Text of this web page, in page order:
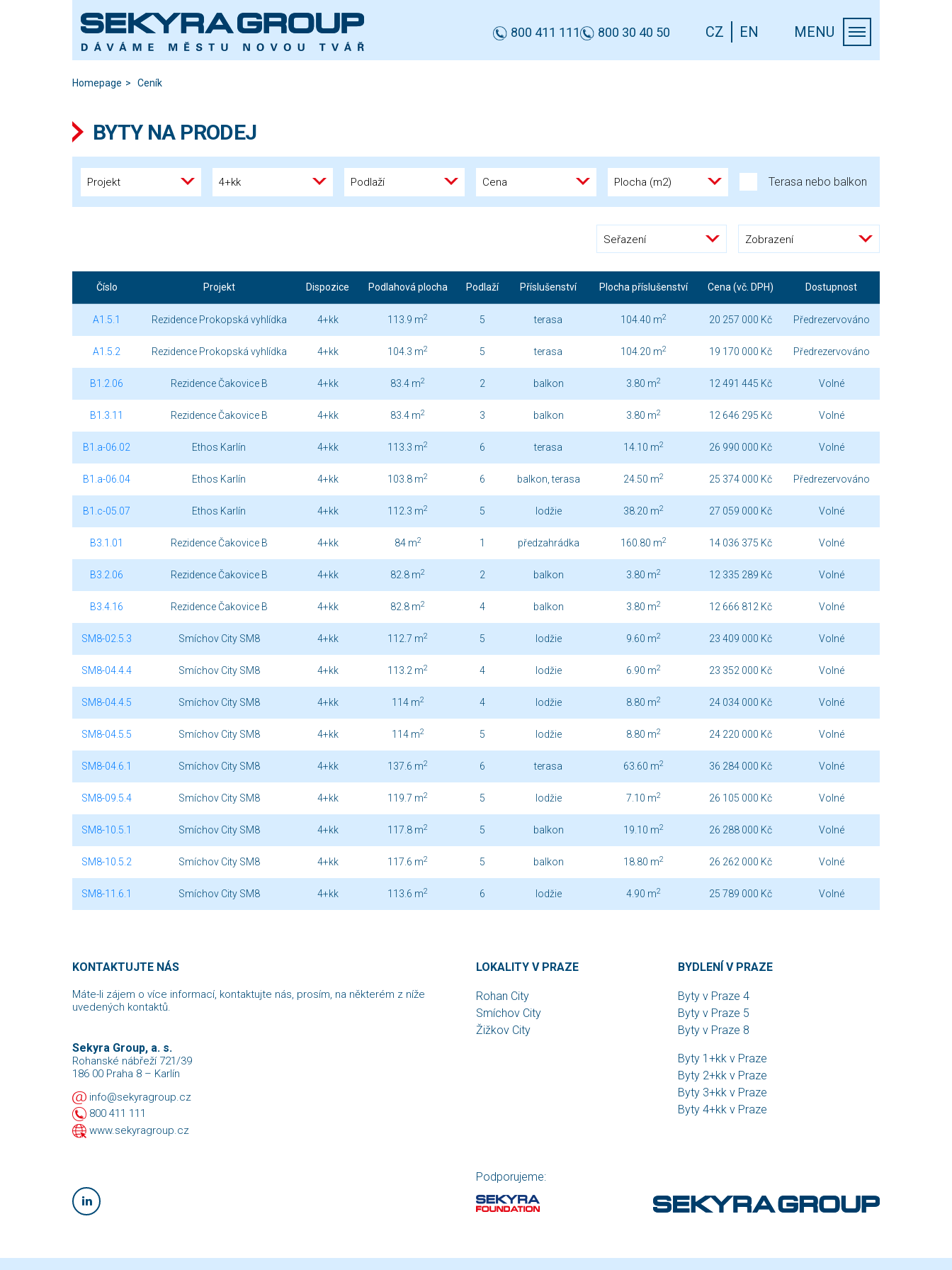
800 411 111 800 30 40 50 CZ EN MENU
Homepage Ceník
BYTY NA PRODEJ
Projekt 4+kk Podlaží Cena Plocha (m2) Terasa nebo balkon
Seřazení Zobrazení
Číslo Projekt Dispozice Podlahová plocha Podlaží Příslušenství Plocha příslušenství Cena (vč. DPH) Dostupnost
A1.5.1 Rezidence Prokopská vyhlídka 4+kk 113.9 m2 5 terasa 104.40 m2 20 257 000 Kč Předrezervováno
A1.5.2 Rezidence Prokopská vyhlídka 4+kk 104.3 m2 5 terasa 104.20 m2 19 170 000 Kč Předrezervováno
B1.2.06 Rezidence Čakovice B 4+kk 83.4 m2 2 balkon 3.80 m2 12 491 445 Kč Volné
B1.3.11 Rezidence Čakovice B 4+kk 83.4 m2 3 balkon 3.80 m2 12 646 295 Kč Volné
B1.a-06.02 Ethos Karlín 4+kk 113.3 m2 6 terasa 14.10 m2 26 990 000 Kč Volné
B1.a-06.04 Ethos Karlín 4+kk 103.8 m2 6 balkon, terasa 24.50 m2 25 374 000 Kč Předrezervováno
B1.c-05.07 Ethos Karlín 4+kk 112.3 m2 5 lodžie 38.20 m2 27 059 000 Kč Volné
B3.1.01 Rezidence Čakovice B 4+kk 84 m2 1 předzahrádka 160.80 m2 14 036 375 Kč Volné
B3.2.06 Rezidence Čakovice B 4+kk 82.8 m2 2 balkon 3.80 m2 12 335 289 Kč Volné
B3.4.16 Rezidence Čakovice B 4+kk 82.8 m2 4 balkon 3.80 m2 12 666 812 Kč Volné
SM8-02.5.3 Smíchov City SM8 4+kk 112.7 m2 5 lodžie 9.60 m2 23 409 000 Kč Volné
SM8-04.4.4 Smíchov City SM8 4+kk 113.2 m2 4 lodžie 6.90 m2 23 352 000 Kč Volné
SM8-04.4.5 Smíchov City SM8 4+kk 114 m2 4 lodžie 8.80 m2 24 034 000 Kč Volné
SM8-04.5.5 Smíchov City SM8 4+kk 114 m2 5 lodžie 8.80 m2 24 220 000 Kč Volné
SM8-04.6.1 Smíchov City SM8 4+kk 137.6 m2 6 terasa 63.60 m2 36 284 000 Kč Volné
SM8-09.5.4 Smíchov City SM8 4+kk 119.7 m2 5 lodžie 7.10 m2 26 105 000 Kč Volné
SM8-10.5.1 Smíchov City SM8 4+kk 117.8 m2 5 balkon 19.10 m2 26 288 000 Kč Volné
SM8-10.5.2 Smíchov City SM8 4+kk 117.6 m2 5 balkon 18.80 m2 26 262 000 Kč Volné
SM8-11.6.1 Smíchov City SM8 4+kk 113.6 m2 6 lodžie 4.90 m2 25 789 000 Kč Volné
KONTAKTUJTE NÁS
Máte-li zájem o více informací, kontaktujte nás, prosím, na některém z níže
uvedených kontaktů.
Sekyra Group, a. s.
Rohanské nábřeží 721/39
186 00 Praha 8 – Karlín
info@sekyragroup.cz
800 411 111
www.sekyragroup.cz
LOKALITY V PRAZE
Rohan City
Smíchov City
Žižkov City
BYDLENÍ V PRAZE
Byty v Praze 4
Byty v Praze 5
Byty v Praze 8
Byty 1+kk v Praze
Byty 2+kk v Praze
Byty 3+kk v Praze
Byty 4+kk v Praze
Podporujeme: